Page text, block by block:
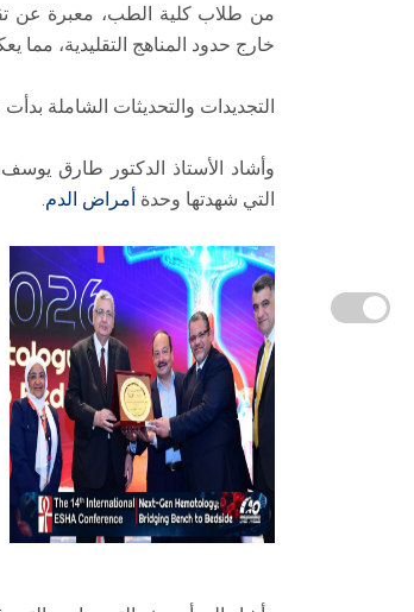
من طلاب كلية الطب، معبرة عن
خارج حدود المناهج التقليدية، مما
التجديدات والتحديثات الشاملة
وأشاد الأستاذ الدكتور طارق
التي شهدتها وحدة أمراض الدم.